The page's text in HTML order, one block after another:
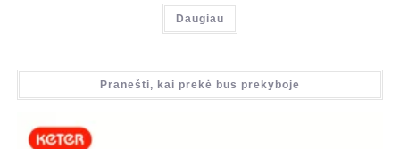
Daugiau
Pranešti, kai prekė bus prekyboje